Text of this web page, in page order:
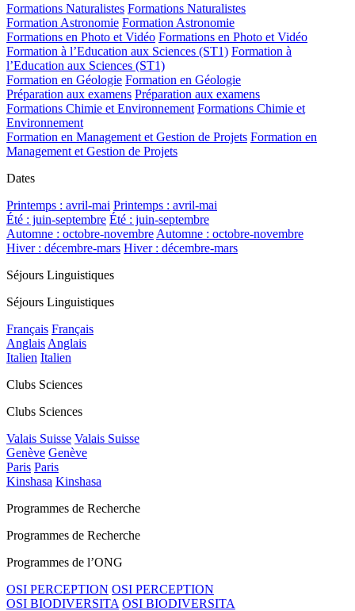
Formations Naturalistes Formations Naturalistes
Formation Astronomie Formation Astronomie
Formations en Photo et Vidéo Formations en Photo et Vidéo
Formation à l’Education aux Sciences (ST1) Formation à
l’Education aux Sciences (ST1)
Formation en Géologie Formation en Géologie
Préparation aux examens Préparation aux examens
Formations Chimie et Environnement Formations Chimie et
Environnement
Formation en Management et Gestion de Projets Formation en
Management et Gestion de Projets
Dates
Printemps : avril-mai Printemps : avril-mai
Été : juin-septembre Été : juin-septembre
Automne : octobre-novembre Automne : octobre-novembre
Hiver : décembre-mars Hiver : décembre-mars
Séjours Linguistiques
Séjours Linguistiques
Français Français
Anglais Anglais
Italien Italien
Clubs Sciences
Clubs Sciences
Valais Suisse Valais Suisse
Genève Genève
Paris Paris
Kinshasa Kinshasa
Programmes de Recherche
Programmes de Recherche
Programmes de l’ONG
OSI PERCEPTION OSI PERCEPTION
OSI BIODIVERSITA OSI BIODIVERSITA